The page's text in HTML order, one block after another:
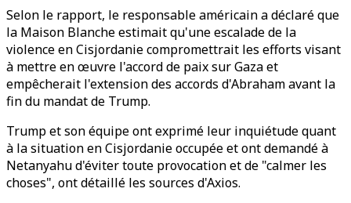
Selon le rapport, le responsable américain a déclaré que
la Maison Blanche estimait qu'une escalade de la
violence en Cisjordanie compromettrait les efforts visant
à mettre en œuvre l'accord de paix sur Gaza et
empêcherait l'extension des accords d'Abraham avant la
fin du mandat de Trump.
Trump et son équipe ont exprimé leur inquiétude quant
à la situation en Cisjordanie occupée et ont demandé à
Netanyahu d'éviter toute provocation et de "calmer les
choses", ont détaillé les sources d'Axios.